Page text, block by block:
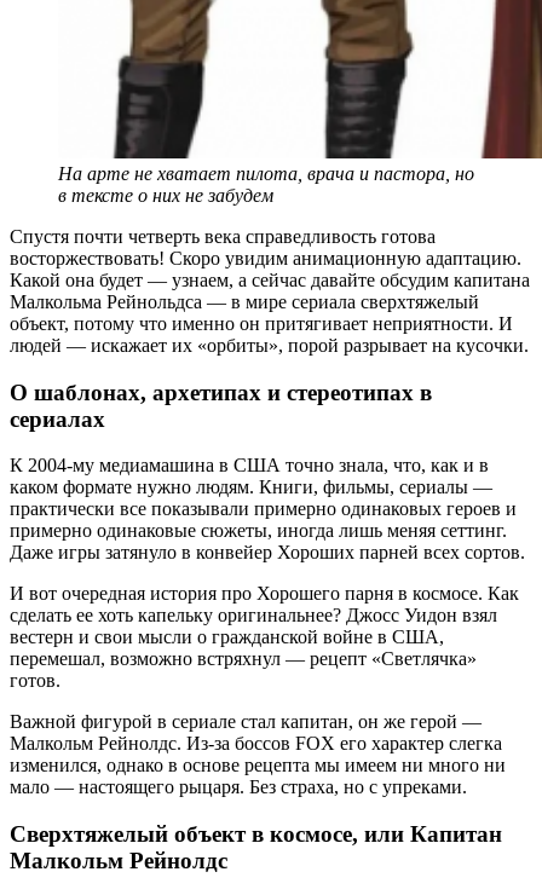
На арте не хватает пилота, врача и пастора, но
в тексте о них не забудем
Спустя почти четверть века справедливость готова
восторжествовать! Скоро увидим анимационную адаптацию.
Какой она будет — узнаем, а сейчас давайте обсудим капитана
Малкольма Рейнольдса — в мире сериала сверхтяжелый
объект, потому что именно он притягивает неприятности. И
людей — искажает их «орбиты», порой разрывает на кусочки.
О шаблонах, архетипах и стереотипах в
сериалах
К 2004-му медиамашина в США точно знала, что, как и в
каком формате нужно людям. Книги, фильмы, сериалы —
практически все показывали примерно одинаковых героев и
примерно одинаковые сюжеты, иногда лишь меняя сеттинг.
Даже игры затянуло в конвейер Хороших парней всех сортов.
И вот очередная история про Хорошего парня в космосе. Как
сделать ее хоть капельку оригинальнее? Джосс Уидон взял
вестерн и свои мысли о гражданской войне в США,
перемешал, возможно встряхнул — рецепт «Светлячка»
готов.
Важной фигурой в сериале стал капитан, он же герой —
Малкольм Рейнолдс. Из-за боссов FOX его характер слегка
изменился, однако в основе рецепта мы имеем ни много ни
мало — настоящего рыцаря. Без страха, но с упреками.
Сверхтяжелый объект в космосе, или Капитан
Малкольм Рейнолдс